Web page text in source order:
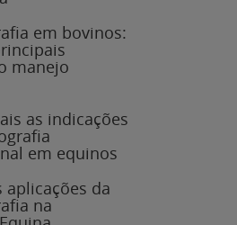
em bovinos:
manejo
as indicações
em equinos
da
na